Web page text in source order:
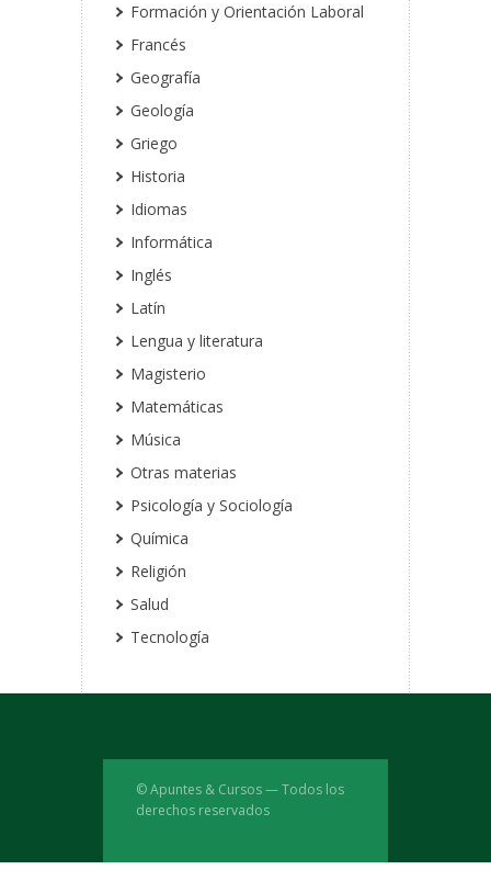
Formación y Orientación Laboral
Francés
Geografía
Geología
Griego
Historia
Idiomas
Informática
Inglés
Latín
Lengua y literatura
Magisterio
Matemáticas
Música
Otras materias
Psicología y Sociología
Química
Religión
Salud
Tecnología
© Apuntes & Cursos — Todos los
derechos reservados